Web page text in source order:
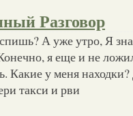
Разговор
А уже утро, Я
я еще и не
Какие у меня находки?
такси и рви